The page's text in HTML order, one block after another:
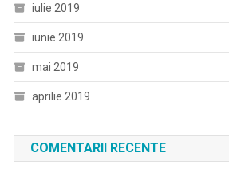
iulie 2019
iunie 2019
mai 2019
aprilie 2019
COMENTARII RECENTE